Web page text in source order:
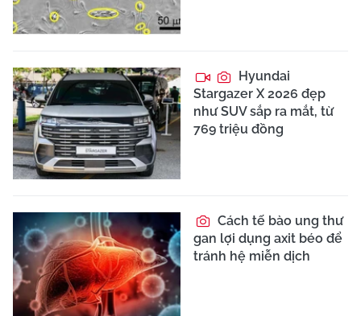
Hyundai
Stargazer X 2026 đẹp
như SUV sắp ra mắt, từ
769 triệu đồng
Cách tế bào ung thư
gan lợi dụng axit béo để
tránh hệ miễn dịch